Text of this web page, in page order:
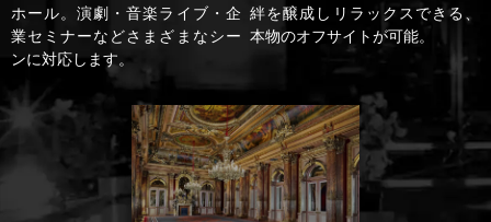
ホール。演劇・音楽ライブ・企
業セミナーなどさまざまなシー
ンに対応します。
絆を醸成しリラックスできる、
本物のオフサイトが可能。